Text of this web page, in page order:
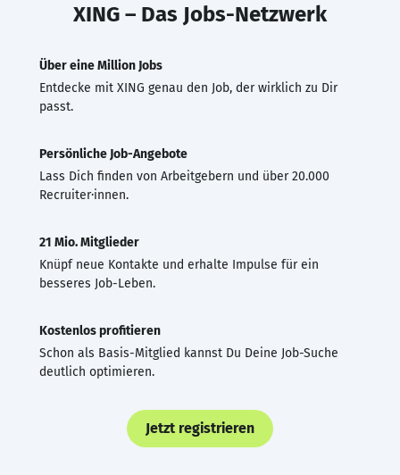
XING – Das Jobs-Netzwerk
Über eine Million Jobs
Entdecke mit XING genau den Job, der wirklich zu Dir
passt.
Persönliche Job-Angebote
Lass Dich finden von Arbeitgebern und über 20.000
Recruiter·innen.
21 Mio. Mitglieder
Knüpf neue Kontakte und erhalte Impulse für ein
besseres Job-Leben.
Kostenlos profitieren
Schon als Basis-Mitglied kannst Du Deine Job-Suche
deutlich optimieren.
Jetzt registrieren